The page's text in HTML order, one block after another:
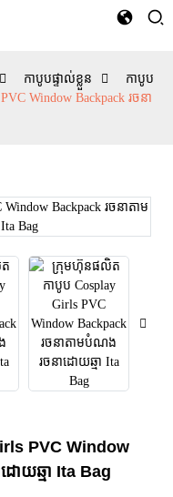
កាបូបផ្ទាល់ខ្លួន
កាបូប
Window Backpack រចនា
PVC Window
ោយឆ្មា Ita Bag